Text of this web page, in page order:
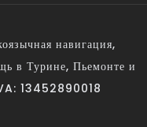
навигация,
в Турине, Пьемонте и
13452890018